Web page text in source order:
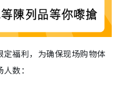
福利，为确保现场购物体
数：